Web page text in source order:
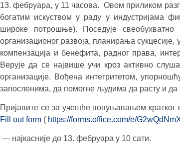
13. фебруара, у 11 часова. Овом приликом
богатим искуством у раду у индустријама
широке потрошње). Поседује
организационог развоја, планирања
компензација и бенефита, радног права,
Верује да се највише учи кроз активно
организације. Вођена интегритетом,
запосленима, да помогне људима да расту и да
Пријавите се за учешће попуњавањем
Fill out form ( https://forms.office.com/e/
— најкасније до 13. фебруара у 10 сати.